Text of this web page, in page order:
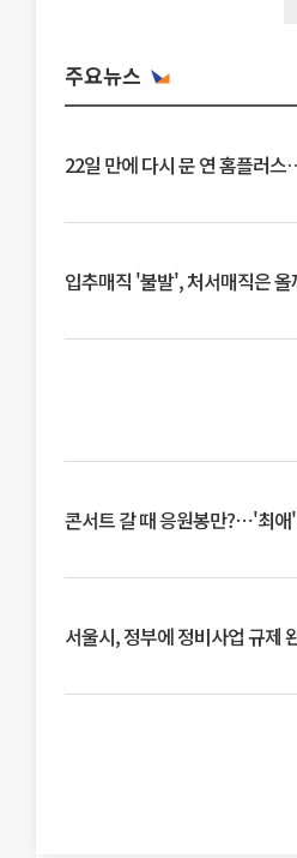
주요뉴스
22일 만에 다시 문 연 홈플러
입추매직 '불발', 처서매직은
콘서트 갈 때 응원봉만?⋯'최
서울시, 정부에 정비사업 규